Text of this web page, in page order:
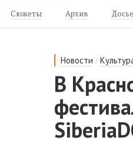
Сюжеты Архив Досье
Новости /
В